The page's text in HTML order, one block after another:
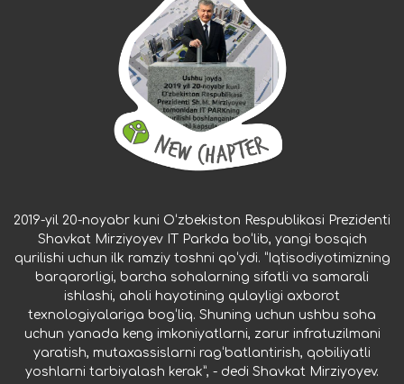
2019-yil 20-noyabr kuni Oʻzbekiston Respublikasi Prezidenti
Shavkat Mirziyoyev IT Parkda boʻlib, yangi bosqich
qurilishi uchun ilk ramziy toshni qoʻydi. “Iqtisodiyotimizning
barqarorligi, barcha sohalarning sifatli va samarali
ishlashi, aholi hayotining qulayligi axborot
texnologiyalariga bogʻliq. Shuning uchun ushbu soha
uchun yanada keng imkoniyatlarni, zarur infratuzilmani
yaratish, mutaxassislarni ragʻbatlantirish, qobiliyatli
yoshlarni tarbiyalash kerak”, - dedi Shavkat Mirziyoyev.